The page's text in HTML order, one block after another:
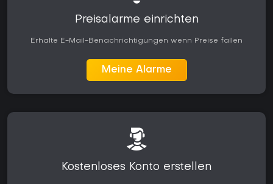
Preisalarme einrichten
Erhalte E-Mail-Benachrichtigungen wenn Preise fallen
Meine Alarme
Kostenloses Konto erstellen